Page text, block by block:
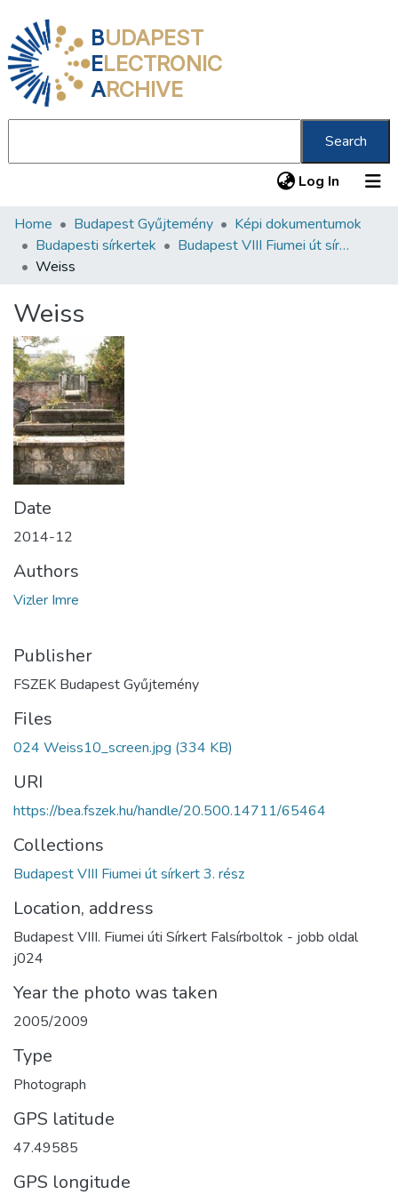
BUDAPEST
ELECTRONIC
ARCHIVE
Search
Log In (current)
Communities & Collections
All of DSpace
About us
Home Budapest Gyűjtemény
Képi dokumentumok
Budapesti sírkertek
Budapest VIII Fiumei út sírkert 3. rész
Weiss
Weiss
Date
2014-12
Authors
Vizler Imre
Publisher
FSZEK Budapest Gyűjtemény
Files
024 Weiss10_screen.jpg (334 KB)
URI
https://bea.fszek.hu/handle/20.500.14711/65464
Collections
Budapest VIII Fiumei út sírkert 3. rész
Location, address
Budapest VIII. Fiumei úti Sírkert Falsírboltok - jobb oldal
j024
Year the photo was taken
2005/2009
Type
Photograph
GPS latitude
47.49585
GPS longitude